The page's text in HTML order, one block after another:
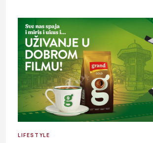
LIFESTYLE